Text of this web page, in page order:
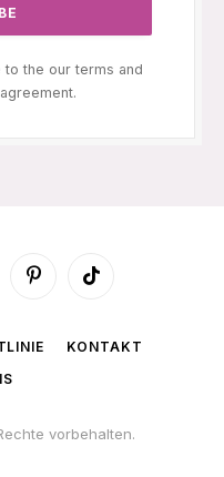
to the our terms and
PinterestTikTok
KONTAKT
vorbehalten.